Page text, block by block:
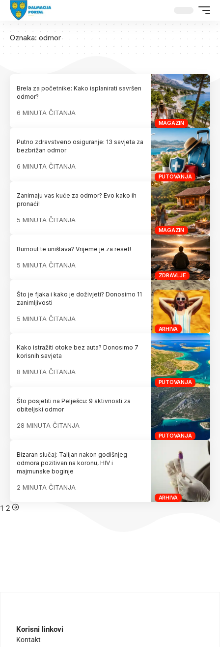
Oznaka: odmor
MAGAZIN
Brela za početnike: Kako isplanirati savršen
odmor?
6 MINUTA ČITANJA
PUTOVANJA
Putno zdravstveno osiguranje: 13 savjeta za
bezbrižan odmor
6 MINUTA ČITANJA
MAGAZIN
Zanimaju vas kuće za odmor? Evo kako ih
pronaći!
5 MINUTA ČITANJA
ZDRAVLJE
Burnout te uništava? Vrijeme je za reset!
5 MINUTA ČITANJA
ARHIVA
Što je fjaka i kako je doživjeti? Donosimo 11
zanimljivosti
5 MINUTA ČITANJA
PUTOVANJA
Kako istražiti otoke bez auta? Donosimo 7
korisnih savjeta
8 MINUTA ČITANJA
PUTOVANJA
Što posjetiti na Pelješcu: 9 aktivnosti za
obiteljski odmor
28 MINUTA ČITANJA
ARHIVA
Bizaran slučaj: Talijan nakon godišnjeg
odmora pozitivan na koronu, HIV i
majmunske boginje
2 MINUTA ČITANJA
1 2
Korisni linkovi
Kontakt